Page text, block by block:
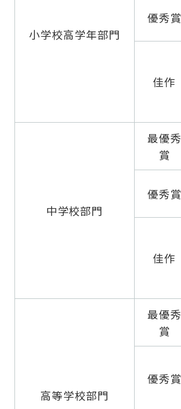
小学校高学年部門
優秀賞
佳作
中学校部門
最優秀
賞
優秀賞
佳作
高等学校部門
最優秀
賞
優秀賞